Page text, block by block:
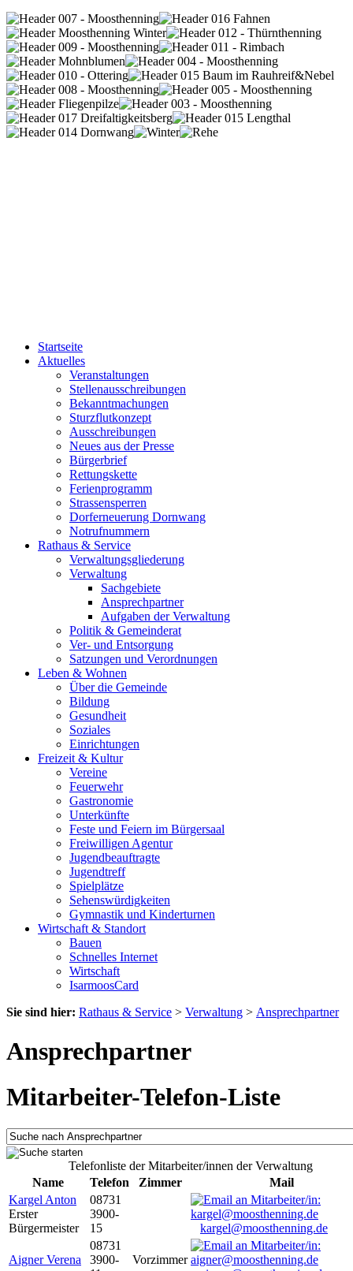
Startseite
Aktuelles
Veranstaltungen
Stellenausschreibungen
Bekanntmachungen
Sturzflutkonzept
Ausschreibungen
Neues aus der Presse
Bürgerbrief
Rettungskette
Ferienprogramm
Strassensperren
Dorferneuerung Dornwang
Notrufnummern
Rathaus & Service
Verwaltungsgliederung
Verwaltung
Sachgebiete
Ansprechpartner
Aufgaben der Verwaltung
Politik & Gemeinderat
Ver- und Entsorgung
Satzungen und Verordnungen
Leben & Wohnen
Über die Gemeinde
Bildung
Gesundheit
Soziales
Einrichtungen
Freizeit & Kultur
Vereine
Feuerwehr
Gastronomie
Unterkünfte
Feste und Feiern im Bürgersaal
Freiwilligen Agentur
Jugendbeauftragte
Jugendtreff
Spielplätze
Sehenswürdigkeiten
Gymnastik und Kinderturnen
Wirtschaft & Standort
Bauen
Schnelles Internet
Wirtschaft
IsarmoosCard
Sie sind hier: Rathaus & Service > Verwaltung > Ansprechpartner
Ansprechpartner
Mitarbeiter-Telefon-Liste
Telefonliste der Mitarbeiter/innen der Verwaltung
Name
Telefon Zimmer
Mail
Kargel Anton
Erster
Bürgermeister
08731
3900-
15
kargel@moosthenning.de
Aigner Verena
08731
3900-
Vorzimmer